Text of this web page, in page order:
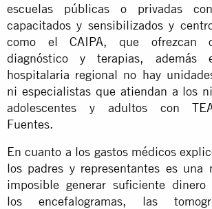
escuelas públicas o privadas
capacitados y sensibilizados y
como el CAIPA, que ofrezcan
diagnóstico y terapias,
hospitalaria regional no hay
ni especialistas que atiendan a los
adolescentes y adultos con
Fuentes.
En cuanto a los gastos médicos
los padres y representantes es una
imposible generar suficiente dinero
los encefalogramas, las